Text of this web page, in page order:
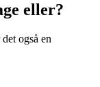
eller?
også en